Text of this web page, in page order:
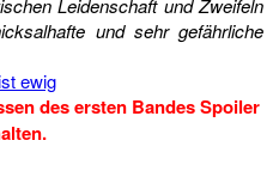
Leidenschaft und Zweifeln
und sehr gefährliche
ewig
des ersten Bandes Spoiler